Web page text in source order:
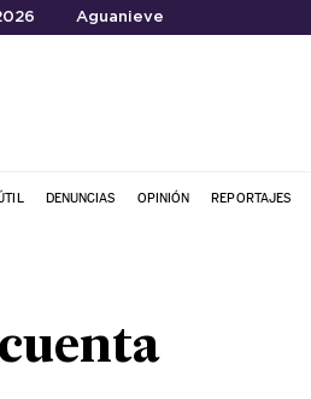
Aguanieve
DENUNCIAS OPINIÓN REPORTAJES